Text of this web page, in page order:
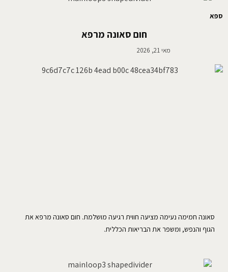
ספא
חום סאונה מרפא
מאי 21, 2026
סאונה חמימה נעימה מציעה חווית רגיעה מושלמת. חום סאונה מרפא את
הגוף והנפש, ומשפר את הבריאות הכללית.